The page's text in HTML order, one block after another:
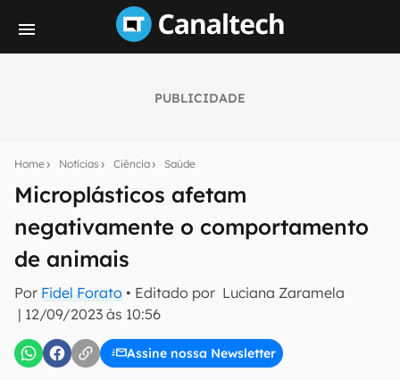
PUBLICIDADE
Home Notícias Ciência Saúde
Microplásticos afetam
negativamente o comportamento
de animais
Por Fidel Forato • Editado por Luciana Zaramela
| 12/09/2023 às 10:56
Assine nossa Newsletter
notícias e reviews sobre tecnologia em primeira
E-mail
inscreva-se
Confirmo que li, aceito e concordo com os Termos de
Uso e Política de Privacidade do Canaltech.